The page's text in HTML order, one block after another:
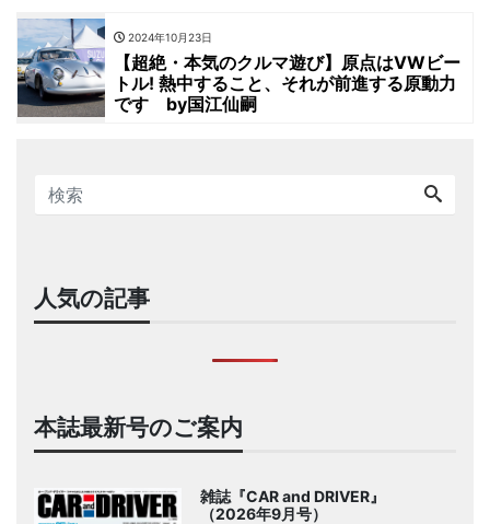
2024年10月23日
【超絶・本気のクルマ遊び】原点はVWビー
トル! 熱中すること、それが前進する原動力
です by国江仙嗣
人気の記事
本誌最新号のご案内
雑誌『CAR and DRIVER』
（2026年9月号）